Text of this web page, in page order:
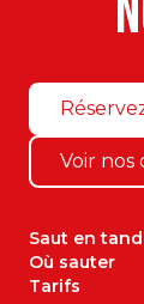
N
Voir nos
Saut en
Où sauter
Tarifs